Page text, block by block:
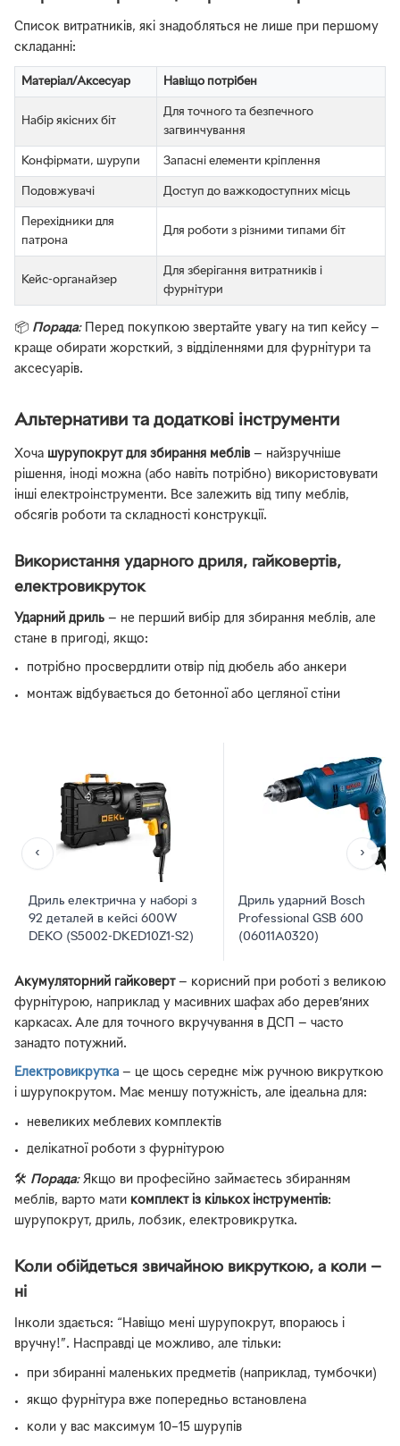
Список витратників, які знадобляться не лише при першому
складанні:
Матеріал/Аксесуар Навіщо потрібен
Набір якісних біт
Для точного та безпечного
загвинчування
Конфірмати, шурупи Запасні елементи кріплення
Подовжувачі Доступ до важкодоступних місць
Перехідники для
патрона
Для роботи з різними типами біт
Кейс-органайзер
Для зберігання витратників і
фурнітури
📦 Порада:
Перед покупкою звертайте увагу на тип кейсу —
краще обирати жорсткий, з відділеннями для фурнітури та
аксесуарів.
Альтернативи та додаткові інструменти
Хоча шурупокрут для збирання меблів — найзручніше
рішення, іноді можна (або навіть потрібно) використовувати
інші електроінструменти. Все залежить від типу меблів,
обсягів роботи та складності конструкції.
Використання ударного дриля, гайковертів,
електровикруток
Ударний дриль — не перший вибір для збирання меблів, але
стане в пригоді, якщо:
потрібно просвердлити отвір під дюбель або анкери
монтаж відбувається до бетонної або цегляної стіни
‹
Дриль електрична у наборі з
92 деталей в кейсі 600W
DEKO (S5002-DKED10Z1-S2)
Дриль ударний Bosch
Professional GSB 600
(06011A0320)
›
Акумуляторний гайковерт— корисний при роботі з великою
фурнітурою, наприклад у масивних шафах або дерев’яних
каркасах. Але для точного вкручування в ДСП — часто
занадто потужний.
Електровикрутка — це щось середнє між ручною викруткою
і шурупокрутом. Має меншу потужність, але ідеальна для:
невеликих меблевих комплектів
делікатної роботи з фурнітурою
🛠️ Порада: Якщо ви професійно займаєтесь збиранням
меблів, варто мати
комплект із кількох інструментів:
шурупокрут, дриль, лобзик, електровикрутка.
Коли обійдеться звичайною викруткою, а коли —
ні
Інколи здається: “Навіщо мені шурупокрут, впораюсь і
вручну!”. Насправді це можливо, але тільки:
при збиранні маленьких предметів (наприклад, тумбочки)
якщо фурнітура вже попередньо встановлена
коли у вас максимум 10–15 шурупів